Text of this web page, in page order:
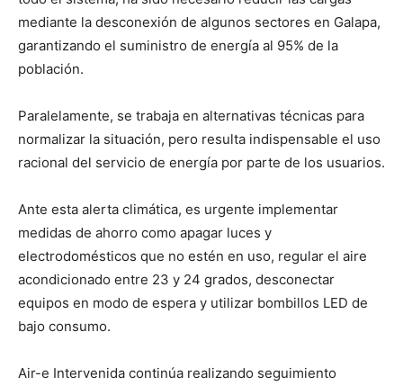
mediante la desconexión de algunos sectores en Galapa,
garantizando el suministro de energía al 95% de la
población.
Paralelamente, se trabaja en alternativas técnicas para
normalizar la situación, pero resulta indispensable el uso
racional del servicio de energía por parte de los usuarios.
Ante esta alerta climática, es urgente implementar
medidas de ahorro como apagar luces y
electrodomésticos que no estén en uso, regular el aire
acondicionado entre 23 y 24 grados, desconectar
equipos en modo de espera y utilizar bombillos LED de
bajo consumo.
Air-e Intervenida continúa realizando seguimiento